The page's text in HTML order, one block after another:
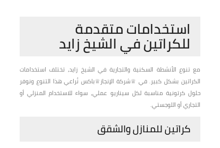
استخدامات متقدمة
للكراتين في الشيخ زايد
مع تنوع الأنشطة السكنية والتجارية في الشيخ زايد، تختلف استخدامات
الكراتين بشكل كبير. في ♕شركة الإنجاز♕باكس نُراعي هذا التنوع ونوفر
حلول كرتونية مناسبة لكل سيناريو عملي، سواء للاستخدام المنزلي أو
التجاري أو اللوجستي.
كراتين للمنازل والشقق